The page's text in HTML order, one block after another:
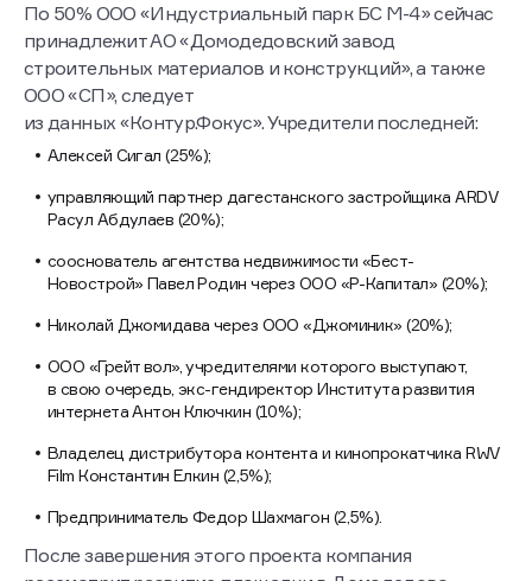
По 50% ООО «Индустриальный парк БС М-4» сейчас
принадлежит АО «Домодедовский завод
строительных материалов и конструкций», а также
ООО «СП», следует
из данных «Контур.Фокус». Учредители последней:
Алексей Сигал (25%);
управляющий партнер дагестанского застройщика ARDV
Расул Абдулаев (20%);
сооснователь агентства недвижимости «Бест-
Новострой» Павел Родин через ООО «Р-Капитал» (20%);
Николай Джомидава через ООО «Джоминик» (20%);
ООО «Грейт вол», учредителями которого выступают,
в свою очередь, экс-гендиректор Института развития
интернета Антон Ключкин (10%);
Владелец дистрибутора контента и кинопрокатчика RWV
Film Константин Елкин (2,5%);
Предприниматель Федор Шахмагон (2,5%).
После завершения этого проекта компания